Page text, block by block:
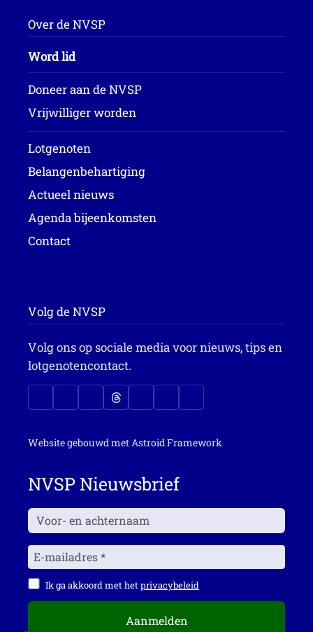
Over de NVSP
Word lid
Doneer aan de NVSP
Vrijwilliger worden
Lotgenoten
Belangenbehartiging
Actueel nieuws
Agenda bijeenkomsten
Contact
Volg de NVSP
Volg ons op sociale media voor nieuws, tips en
lotgenotencontact.
Website gebouwd metAstroid Framework
NVSP Nieuwsbrief
Ik ga akkoord met hetprivacybeleid
Aanmelden